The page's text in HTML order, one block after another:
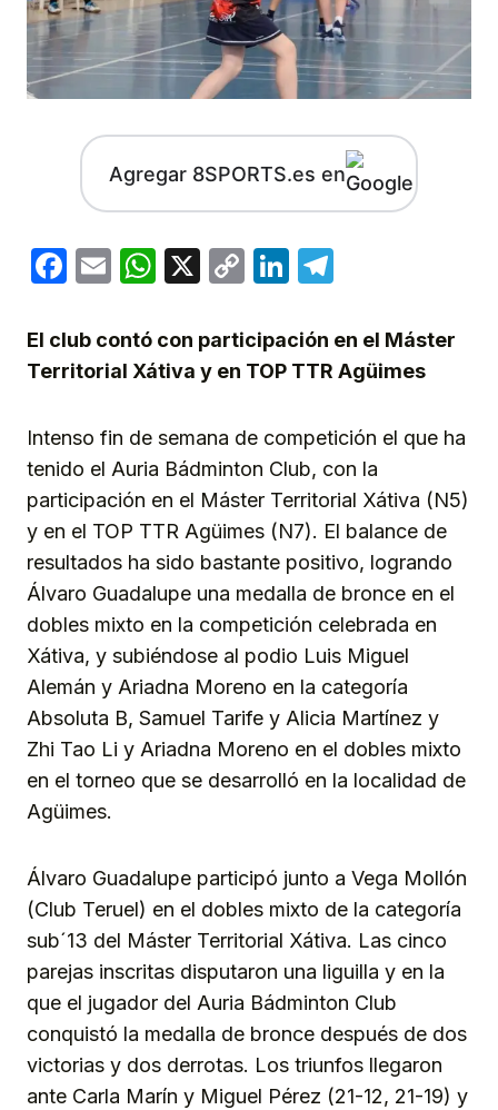
Agregar 8SPORTS.es en
Facebook
EmailWhatsApp
X
CopyLinkedIn
El club contó con participación en el Máster
Territorial Xátiva y en TOP TTR Agüimes
Intenso fin de semana de competición el que ha
tenido el Auria Bádminton Club, con la
participación en el Máster Territorial Xátiva (N5)
y en el TOP TTR Agüimes (N7). El balance de
resultados ha sido bastante positivo, logrando
Álvaro Guadalupe una medalla de bronce en el
dobles mixto en la competición celebrada en
Xátiva, y subiéndose al podio Luis Miguel
Alemán y Ariadna Moreno en la categoría
Absoluta B, Samuel Tarife y Alicia Martínez y
Zhi Tao Li y Ariadna Moreno en el dobles mixto
en el torneo que se desarrolló en la localidad de
Agüimes.
Álvaro Guadalupe participó junto a Vega Mollón
(Club Teruel) en el dobles mixto de la categoría
sub´13 del Máster Territorial Xátiva. Las cinco
parejas inscritas disputaron una liguilla y en la
que el jugador del Auria Bádminton Club
conquistó la medalla de bronce después de dos
victorias y dos derrotas. Los triunfos llegaron
ante Carla Marín y Miguel Pérez (21-12, 21-19) y